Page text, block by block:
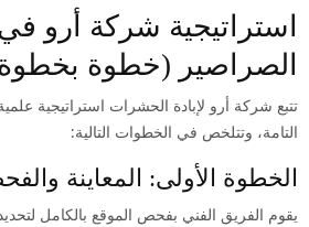
استراتيجية شركة أرو
الصراصير (خطوة
تتبع شركة أرو لإبادة الحشرات استراتيجية
التامة، وتتلخص في الخطوات التالية:
الخطوة الأولى: المعاينة
يقوم الفريق الفني بفحص الموقع بالكامل